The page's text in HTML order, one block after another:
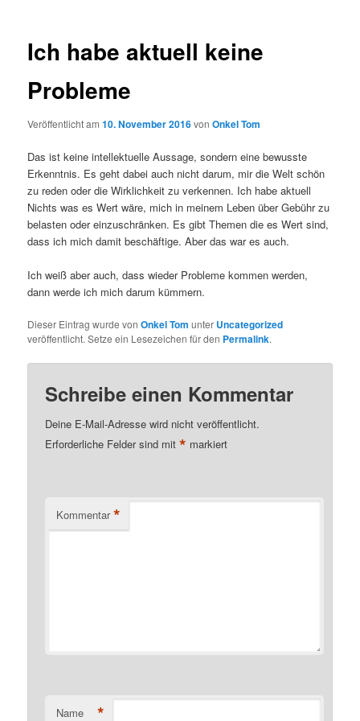
Ich habe aktuell keine
Probleme
Veröffentlicht am10. November 2016vonOnkel Tom
Das ist keine intellektuelle Aussage, sondern eine bewusste
Erkenntnis. Es geht dabei auch nicht darum, mir die Welt schön
zu reden oder die Wirklichkeit zu verkennen. Ich habe aktuell
Nichts was es Wert wäre, mich in meinem Leben über Gebühr zu
belasten oder einzuschränken. Es gibt Themen die es Wert sind,
dass ich mich damit beschäftige. Aber das war es auch.
Ich weiß aber auch, dass wieder Probleme kommen werden,
dann werde ich mich darum kümmern.
Dieser Eintrag wurde vonOnkel Tom unter Uncategorized
veröffentlicht. Setze ein Lesezeichen für den Permalink.
Schreibe einen Kommentar
Deine E-Mail-Adresse wird nicht veröffentlicht.
Erforderliche Felder sind mit* markiert
Kommentar *
Name *